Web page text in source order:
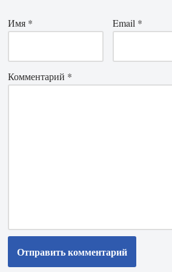
Имя * Email *
Комментарий *